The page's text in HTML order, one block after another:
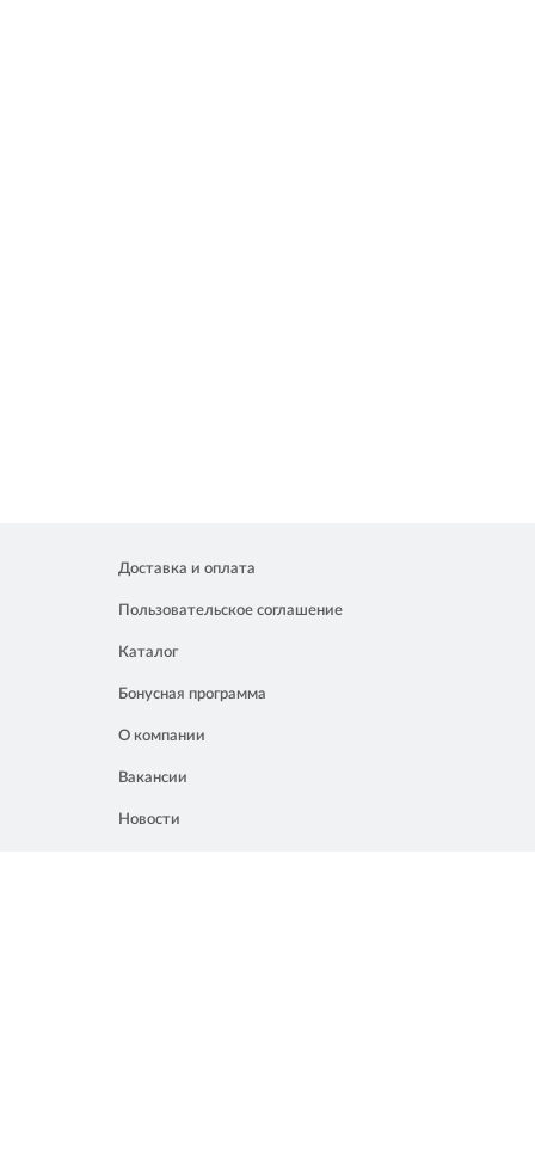
Доставка и оплата
Пользовательское соглашение
Каталог
Бонусная программа
О компании
Вакансии
Новости